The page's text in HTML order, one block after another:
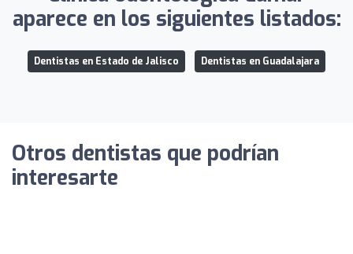
aparece en los siguientes listados:
Dentistas en Estado de Jalisco Dentistas en Guadalajara
Otros dentistas que podrían
interesarte